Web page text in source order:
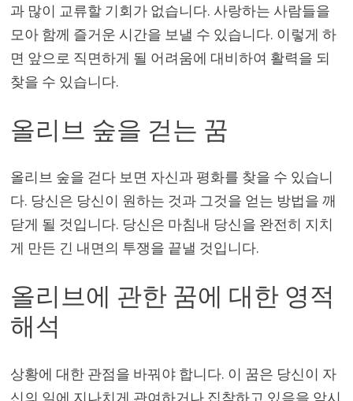
과 많이 교류할 기회가 없습니다. 사랑하는 사람들을
모아 함께 즐거운 시간을 보낼 수 있습니다. 이렇게 하
면 앞으로 직면하게 될 어려움에 대비하여 활력을 되
찾을 수 있습니다.
올리브 숲을 걷는 꿈
올리브 숲을 걷다 보면 자신과 평화를 찾을 수 있습니
다. 당신은 당신이 원하는 것과 그것을 얻는 방법을 깨
닫게 될 것입니다. 당신은 마침내 당신을 완전히 지치
게 만든 긴 내면의 투쟁을 끝낼 것입니다.
올리브에 관한 꿈에 대한 영적
해석
상황에 대한 관점을 바꿔야 합니다. 이 꿈은 당신이 자
신의 일에 지나치게 관여하거나 집착하고 있음을 암시